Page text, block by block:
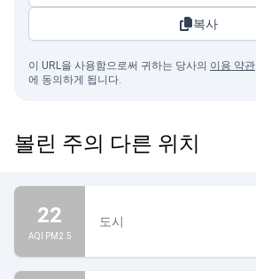
복사
이 URL을 사용함으로써 귀하는 당사의 이용 약관
에 동의하게 됩니다.
볼린 주의 다른 위치
22
AQI PM2.5
도시